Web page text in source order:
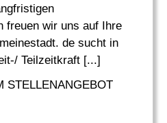
freuen wir uns auf Ihre
de sucht in
Teilzeitkraft [...]
STELLENANGEBOT